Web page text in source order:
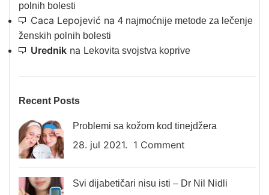
polnih bolesti
Caca Lepojević na 4 najmoćnije metode za lečenje
ženskih polnih bolesti
Urednik na Lekovita svojstva koprive
Recent Posts
Problemi sa kožom kod tinejdžera
28. jul 2021. 1 Comment
Svi dijabetičari nisu isti – Dr Nil Nidli